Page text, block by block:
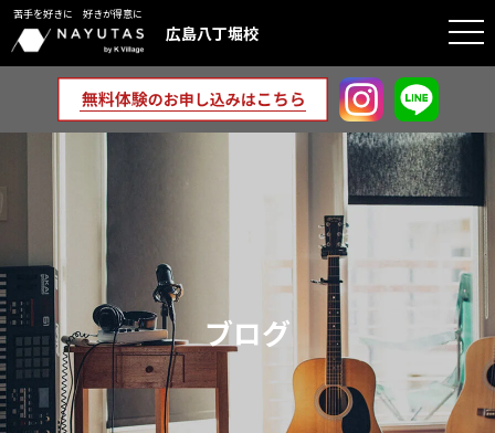
苦手を好きに 好きが得意に
広島八丁堀校
ブログ